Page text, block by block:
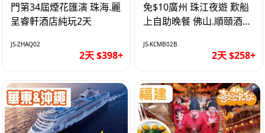
門第34屆煙花匯演 珠海.麗
呈睿軒酒店純玩2天
JS-ZHAQ02
2天 $398+
免$10廣州 珠江夜遊 歎船
上自助晚餐 佛山.順頤酒店
JS-KCMB02B
2天 $258+